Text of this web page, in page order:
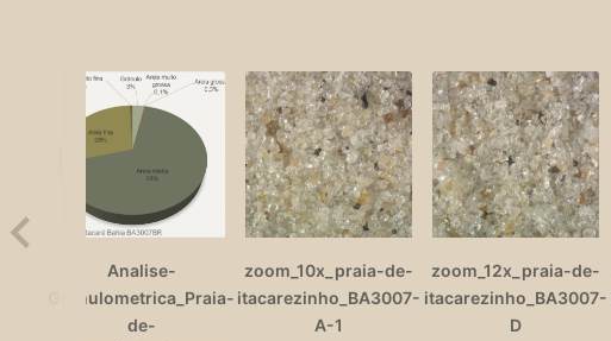
Analise-
Granulometrica_Praia-
de-
zoom_10x_praia-de-
itacarezinho_BA3007-
A-1
zoom_12x_praia-de-
itacarezinho_BA3007-
D